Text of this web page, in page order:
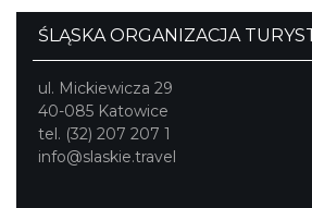
ŚLĄSKA ORGANIZACJA
ul. Mickiewicza 29
40-085 Katowice
tel. (32) 207 207 1
info@slaskie.travel